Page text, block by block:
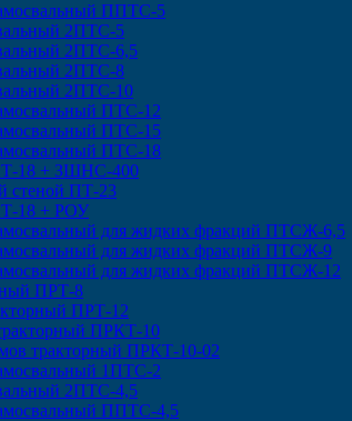
ППТС-5
2ПТС-5
2ПТС-6,5
2ПТС-8
2ПТС-10
ПТС-12
ПТС-15
ПТС-18
18 + ЗШНС-400
стеной ПТ-23
18 + РОУ
для жидких фракций ПТСЖ-6,5
для жидких фракций ПТСЖ-9
для жидких фракций ПТСЖ-12
ПРТ-8
ПРТ-12
ПРКТ-10
тракторный ПРКТ-10-02
1ПТС-2
2ПТС-4,5
ППТС-4,5